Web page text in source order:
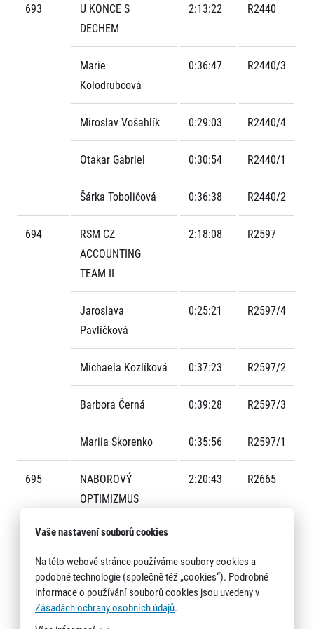
Informace o cookies
Podmínky GDPR
© 2026 RunCzech s.r.o.
693
U KONCE S
DECHEM
2:13:22 R2440
Marie
Kolodrubcová
0:36:47 R2440/3
Miroslav Vošahlík 0:29:03 R2440/4
Otakar Gabriel 0:30:54 R2440/1
Šárka Toboličová 0:36:38 R2440/2
694
RSM CZ
ACCOUNTING
TEAM II
2:18:08 R2597
Jaroslava
Pavlíčková
0:25:21 R2597/4
Michaela Kozlíková 0:37:23 R2597/2
Barbora Černá 0:39:28 R2597/3
Mariia Skorenko 0:35:56 R2597/1
695
NABOROVÝ
OPTIMIZMUS
2:20:43 R2665
Kateřina Pařízková
Katarína Benková 0:31:05 R2665/4
Zdeňka Kovářová
Vaše nastavení souborů cookies
Na této webové stránce používáme soubory cookies a
podobné technologie (společně též „cookies“). Podrobné
informace o používání souborů cookies jsou uvedeny v
Zásadách ochrany osobních údajů.